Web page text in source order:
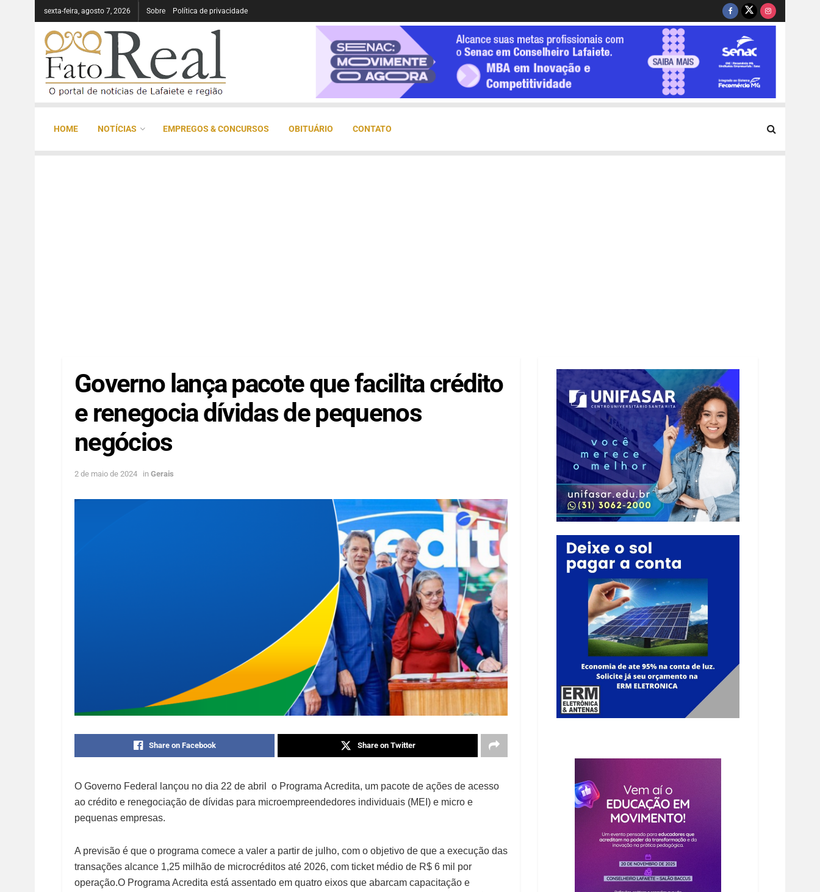
sexta-feira, agosto 7, 2026 Sobre Política de privacidade
HOME NOTÍCIAS EMPREGOS & CONCURSOS OBITUÁRIO CONTATO
Governo lança pacote que facilita crédito
e renegocia dívidas de pequenos
negócios
2 de maio de 2024 in Gerais
Share on Facebook Share on Twitter
O Governo Federal lançou no dia 22 de abril o Programa Acredita, um pacote de ações de acesso
ao crédito e renegociação de dívidas para microempreendedores individuais (MEI) e micro e
pequenas empresas.
A previsão é que o programa comece a valer a partir de julho, com o objetivo de que a execução das
transações alcance 1,25 milhão de microcréditos até 2026, com ticket médio de R$ 6 mil por
operação.O Programa Acredita está assentado em quatro eixos que abarcam capacitação e